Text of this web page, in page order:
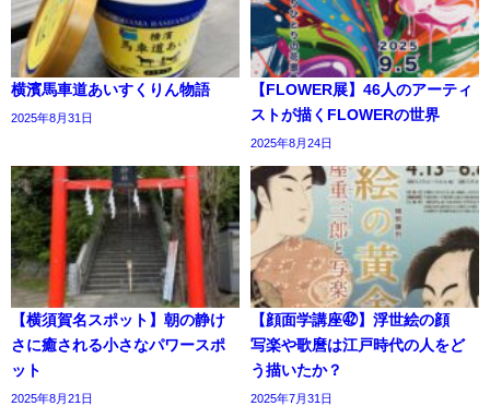
横濱馬車道あいすくりん物語
2025年8月31日
【FLOWER展】46人のアーティ
ストが描くFLOWERの世界
2025年8月24日
【横須賀名スポット】朝の静け
さに癒される小さなパワースポ
ット
2025年8月21日
【顔面学講座㊷】浮世絵の顔
写楽や歌麿は江戸時代の人をど
う描いたか？
2025年7月31日